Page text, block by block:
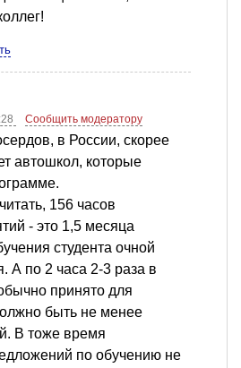
Сообщить модератору
в России, скорее
автошкол, которые
156 часов
- это 1,5 месяца
студента очной
А по 2 часа 2-3 раза в
принято для
быть не менее
В тоже время
по обучению не